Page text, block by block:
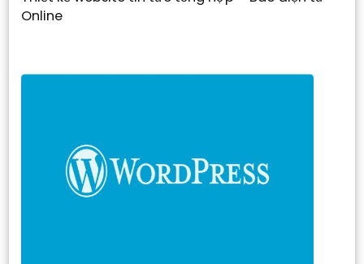
Online